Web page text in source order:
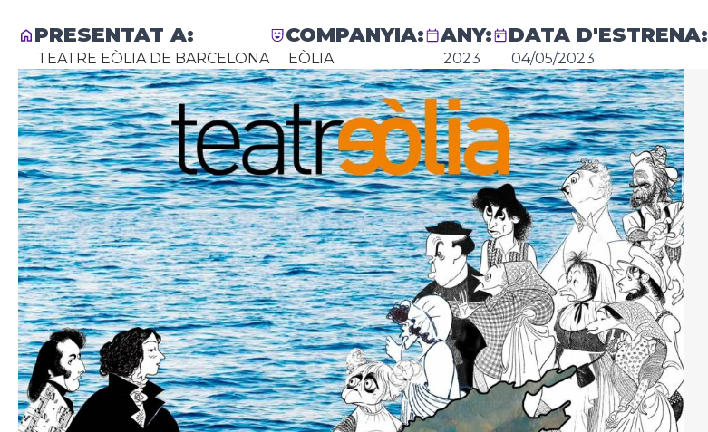
PRESENTAT A:
TEATRE EÒLIA DE BARCELONA
COMPANYIA:
EÒLIA
ANY:
2023
DATA D'ESTRENA:
04/05/2023